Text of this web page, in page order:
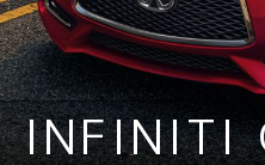
INFINITI